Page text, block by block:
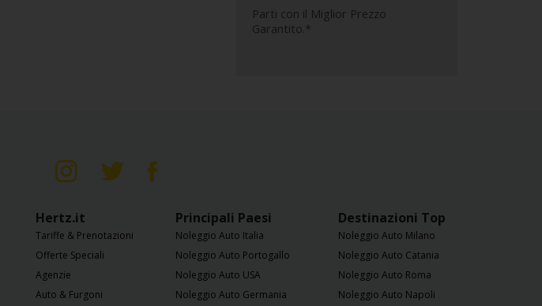
Parti con il Miglior Prezzo
Garantito.*
Hertz.it
Tariffe & Prenotazioni
Offerte Speciali
Agenzie
Auto & Furgoni
Principali Paesi
Noleggio Auto Italia
Noleggio Auto Portogallo
Noleggio Auto USA
Noleggio Auto Germania
Destinazioni Top
Noleggio Auto Milano
Noleggio Auto Catania
Noleggio Auto Roma
Noleggio Auto Napoli